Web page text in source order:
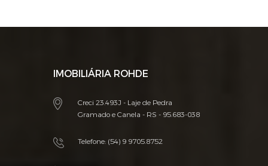
IMOBILIÁRIA ROHDE
Creci 23.493J - Laje de Pedra
Gramado e Canela - RS - 95.683-038
Telefone: (54) 9 9705.8752